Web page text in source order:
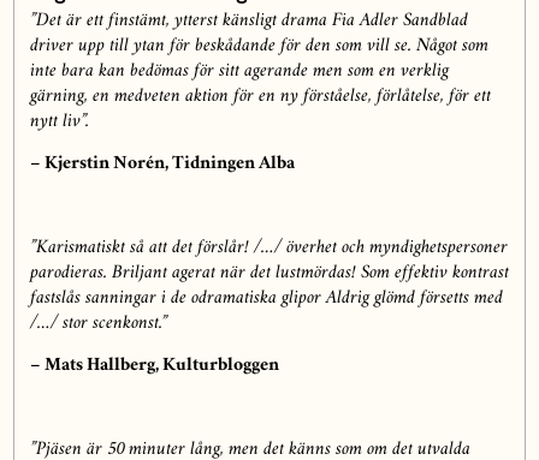
”Det är ett finstämt, ytterst känsligt drama Fia Adler Sandblad
driver upp till ytan för beskådande för den som vill se. Något som
inte bara kan bedömas för sitt agerande men som en verklig
gärning, en medveten aktion för en ny förståelse, förlåtelse, för ett
nytt liv”.
– Kjerstin Norén, Tidningen Alba
”Karismatiskt så att det förslår! /…/ överhet och myndighetspersoner
parodieras. Briljant agerat när det lustmördas! Som effektiv kontrast
fastslås sanningar i de odramatiska glipor Aldrig glömd försetts med
/…/ stor scenkonst.”
– Mats Hallberg, Kulturbloggen
”Pjäsen är 50 minuter lång, men det känns som om det utvalda